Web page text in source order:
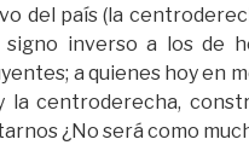
del país (la
inverso a los de
a quienes hoy en
centroderecha,
¿No será como